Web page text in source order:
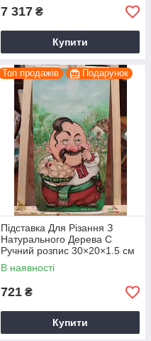
7 317 ₴
Купити
Топ продажів Подарунок
Підставка Для Різання З
Натурального Дерева С
Ручний розпис 30×20×1.5 см
Для Кухні
В наявності
721 ₴
Купити